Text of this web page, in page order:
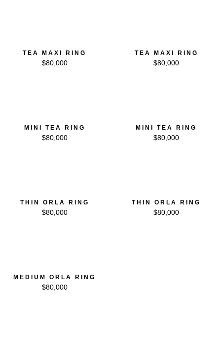
TEA MAXI RING
$80,000
TEA MAXI RING
$80,000
MINI TEA RING
$80,000
MINI TEA RING
$80,000
THIN ORLA RING
$80,000
THIN ORLA RING
$80,000
MEDIUM ORLA RING
$80,000